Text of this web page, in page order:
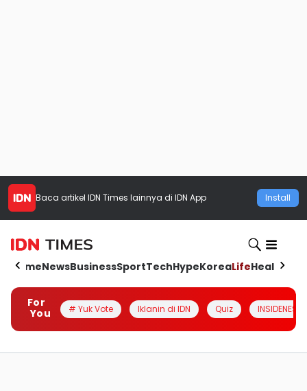
Baca artikel IDN Times lainnya di IDN App Install
HomeNewsBusinessSportTechHypeKoreaLifeHealth
For
You
# Yuk Vote Iklanin di IDN Quiz INSIDENESIA